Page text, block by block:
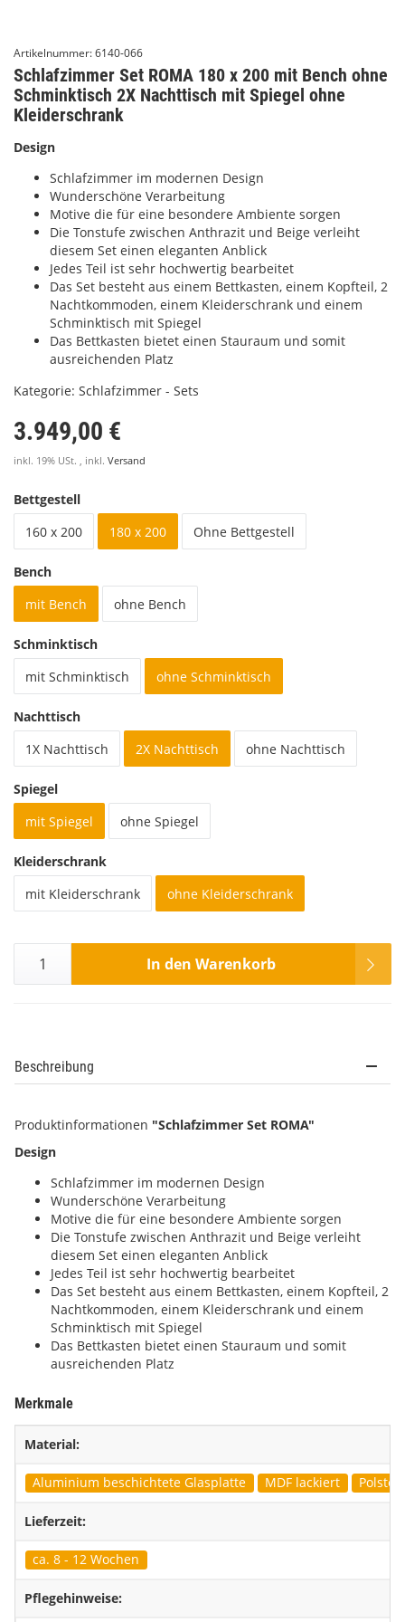
Artikelnummer:6140-066
Schlafzimmer Set ROMA 180 x 200 mit Bench ohne
Schminktisch 2X Nachttisch mit Spiegel ohne
Kleiderschrank
Design
Schlafzimmer im modernen Design
Wunderschöne Verarbeitung
Motive die für eine besondere Ambiente sorgen
Die Tonstufe zwischen Anthrazit und Beige verleiht
diesem Set einen eleganten Anblick
Jedes Teil ist sehr hochwertig bearbeitet
Das Set besteht aus einem Bettkasten, einem Kopfteil, 2
Nachtkommoden, einem Kleiderschrank und einem
Schminktisch mit Spiegel
Das Bettkasten bietet einen Stauraum und somit
ausreichenden Platz
Kategorie: Schlafzimmer - Sets
3.949,00 €
inkl. 19% USt. , inkl. Versand
Bettgestell
160 x 200
180 x 200 Ohne Bettgestell
Bench
mit Bench
ohne Bench
Schminktisch
mit Schminktisch
ohne Schminktisch
Nachttisch
1X Nachttisch
2X Nachttisch ohne Nachttisch
Spiegel
mit Spiegel
ohne Spiegel
Kleiderschrank
mit Kleiderschrank
ohne Kleiderschrank
In den Warenkorb
Beschreibung
Produktinformationen "Schlafzimmer Set ROMA"
Design
Schlafzimmer im modernen Design
Wunderschöne Verarbeitung
Motive die für eine besondere Ambiente sorgen
Die Tonstufe zwischen Anthrazit und Beige verleiht
diesem Set einen eleganten Anblick
Jedes Teil ist sehr hochwertig bearbeitet
Das Set besteht aus einem Bettkasten, einem Kopfteil, 2
Nachtkommoden, einem Kleiderschrank und einem
Schminktisch mit Spiegel
Das Bettkasten bietet einen Stauraum und somit
ausreichenden Platz
Merkmale
Material:
Aluminium beschichtete Glasplatte MDF lackiert Polster
Lieferzeit:
ca. 8 - 12 Wochen
Pflegehinweise: